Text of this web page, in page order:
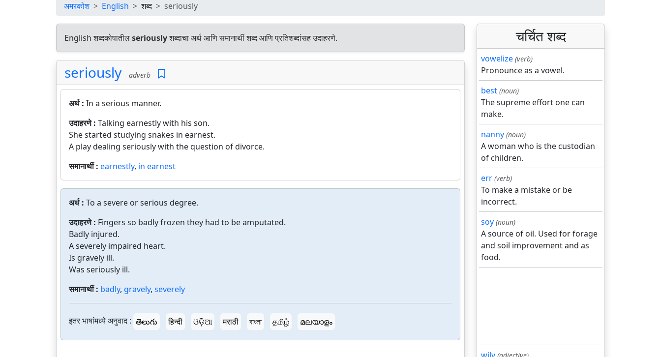
अमरकोश English शब्द seriously
English शब्दकोषातीलseriouslyशब्दाचा अर्थ आणि समानार्थी शब्द आणि प्रतिशब्दांसह उदाहरणे.
seriously adverb
अर्थ : In a serious manner.
उदाहरणे : Talking earnestly with his son.
She started studying snakes in earnest.
A play dealing seriously with the question of divorce.
समानार्थी : earnestly, in earnest
अर्थ : To a severe or serious degree.
उदाहरणे : Fingers so badly frozen they had to be amputated.
Badly injured.
A severely impaired heart.
Is gravely ill.
Was seriously ill.
समानार्थी : badly, gravely, severely
इतर भाषांमध्ये अनुवाद : తెలుగు हिन्दी ଓଡ଼ିଆ मराठी বাংলা தமிழ் മലയാളം
चर्चित शब्द
vowelize (verb)
Pronounce as a vowel.
best (noun)
The supreme effort one can
make.
nanny (noun)
A woman who is the custodian
of children.
err (verb)
To make a mistake or be
incorrect.
soy (noun)
A source of oil. Used for forage
and soil improvement and as
food.